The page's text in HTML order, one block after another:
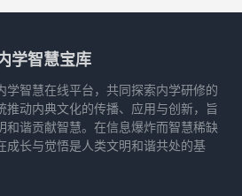
学智慧宝库
学智慧在线平台，共同探索内学研修的
推动内典文化的传播、应用与创新，旨
和谐贡献智慧。在信息爆炸而智慧稀缺
成长与觉悟是人类文明和谐共处的基